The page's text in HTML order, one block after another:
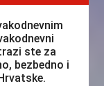
ste za
bezbedno i